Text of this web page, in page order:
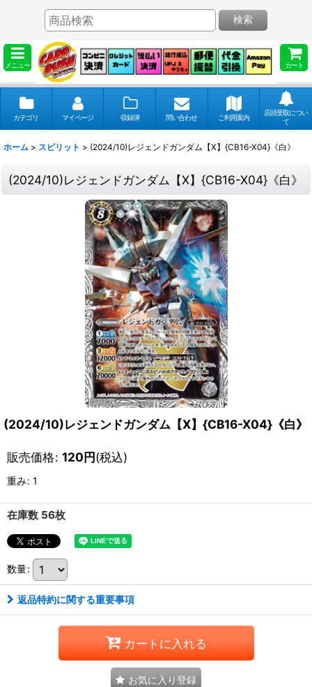
メニュー カート
検索
カテゴリ マイページ 収録弾 問い合わせ ご利用案内
店頭受取につい
て
ホーム > スピリット > (2024/10)レジェンドガンダム【X】{CB16-X04}《白》
(2024/10)レジェンドガンダム【X】{CB16-X04}《白》
(2024/10)レジェンドガンダム【X】{CB16-X04}《白》
販売価格: 120円(税込)
重み: 1
在庫数 56枚
数量:
返品特約に関する重要事項
カートに入れる
お気に入り登録